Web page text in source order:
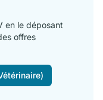
en le déposant
offres